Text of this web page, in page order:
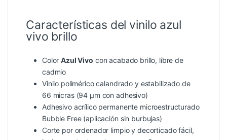
Características del vinilo azul
vivo brillo
ColorAzul Vivo con acabado brillo, libre de
cadmio
Vinilo polimérico calandrado y estabilizado de
66 micras (94 µm con adhesivo)
Adhesivo acrílico permanente microestructurado
Bubble Free (aplicación sin burbujas)
Corte por ordenador limpio y decorticado fácil,